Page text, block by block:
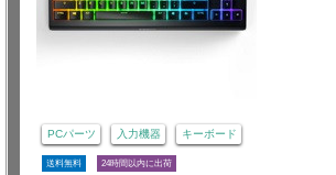
PCパーツ 入力機器 キーボード
送料無料 24時間以内に出荷